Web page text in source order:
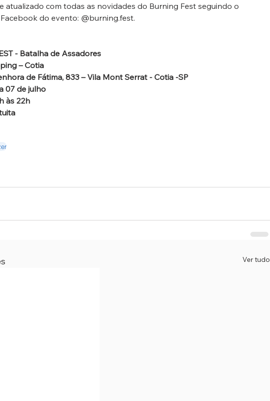
atualizado com todas as novidades do Burning Fest seguindo o
do evento: @burning.fest.
- Batalha de Assadores
– Cotia
de Fátima, 833 – Vila Mont Serrat - Cotia -SP
07 de julho
às 22h
Ver tudo